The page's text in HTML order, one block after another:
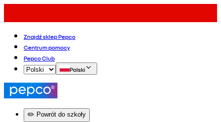
Znajdź sklep Pepco
Centrum pomocy
Pepco Club
Polski
✏️ Powrót do szkoły